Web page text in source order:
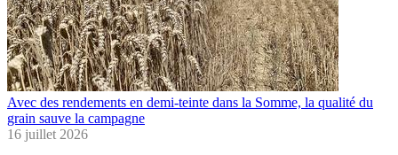
Avec des rendements en demi-teinte dans la Somme, la qualité du
grain sauve la campagne
16 juillet 2026